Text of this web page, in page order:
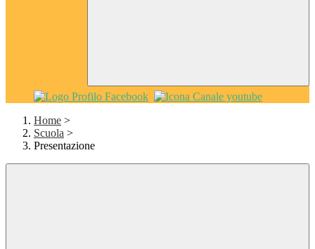
Home >
Scuola >
Presentazione